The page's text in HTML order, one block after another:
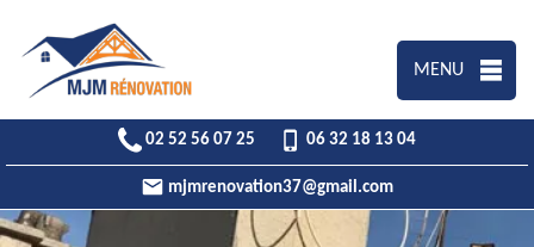
MENU
02 52 56 07 25 06 32 18 13 04
mjmrenovation37@gmail.com